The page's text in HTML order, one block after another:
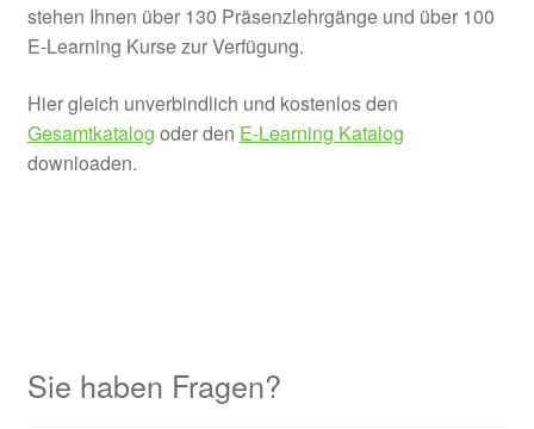
stehen Ihnen über 130 Präsenzlehrgänge und über 100
E-Learning Kurse zur Verfügung.
Hier gleich unverbindlich und kostenlos den
Gesamtkatalog oder den E-Learning Katalog
downloaden.
Sie haben Fragen?